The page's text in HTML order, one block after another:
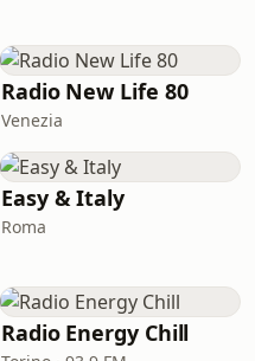
Radio New Life 80
Venezia
Easy & Italy
Roma
Radio Energy Chill